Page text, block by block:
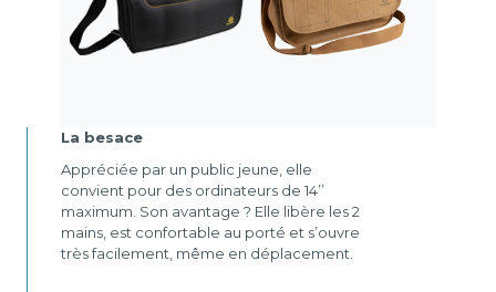
La besace
Appréciée par un public jeune, elle
convient pour des ordinateurs de 14’’
maximum. Son avantage ? Elle libère les 2
mains, est confortable au porté et s’ouvre
très facilement, même en déplacement.